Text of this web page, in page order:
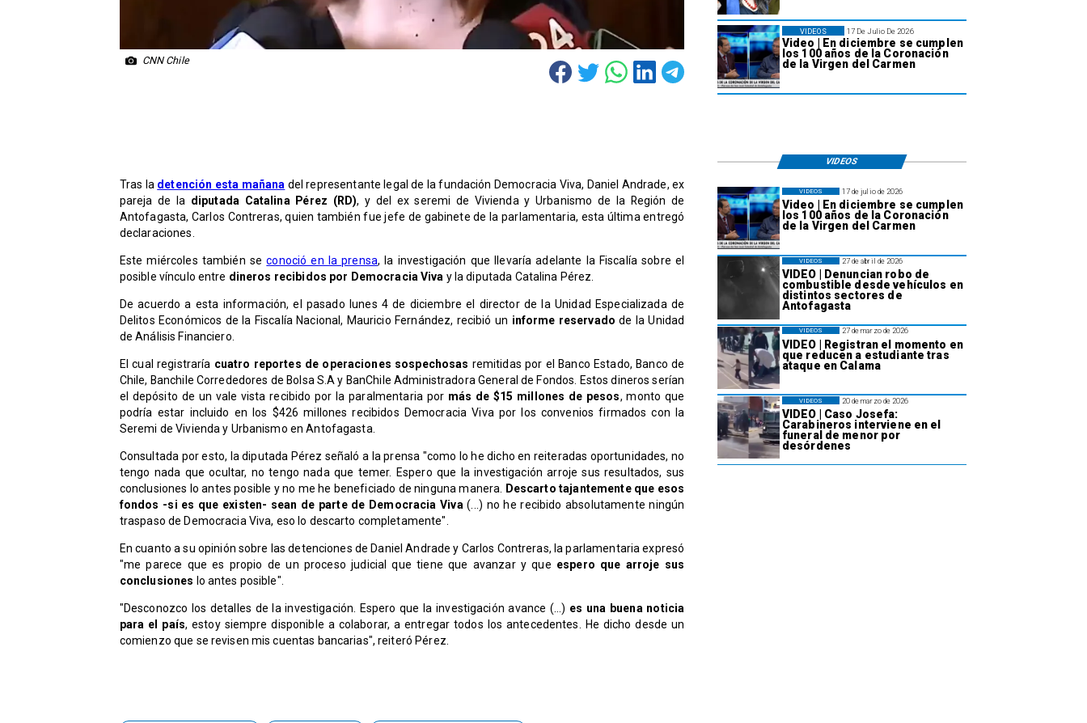
CNN Chile
17 De Julio De 2026
Video | En diciembre se cumplen
los 100 años de la Coronación
de la Virgen del Carmen
VIDEOS
Tras la detención esta mañana del representante legal de la fundación Democracia Viva, Daniel Andrade, ex
pareja de la diputada Catalina Pérez (RD), y del ex seremi de Vivienda y Urbanismo de la Región de
Antofagasta, Carlos Contreras, quien también fue jefe de gabinete de la parlamentaria, esta última entregó
declaraciones.
Este miércoles también seconoció en la prensa, la investigación que llevaría adelante la Fiscalía sobre el
posible vínculo entre dineros recibidos por Democracia Viva y la diputada Catalina Pérez.
De acuerdo a esta información, el pasado lunes 4 de diciembre el director de la Unidad Especializada de
Delitos Económicos de la Fiscalía Nacional, Mauricio Fernández, recibió un informe reservado de la Unidad
de Análisis Financiero.
El cual registraría cuatro reportes de operaciones sospechosas remitidas por el Banco Estado, Banco de
Chile, Banchile Corrededores de Bolsa S.A y BanChile Administradora General de Fondos. Estos dineros serían
el depósito de un vale vista recibido por la paralmentaria por más de $15 millones de pesos, monto que
podría estar incluido en los $426 millones recibidos Democracia Viva por los convenios firmados con la
Seremi de Vivienda y Urbanismo en Antofagasta.
Consultada por esto, la diputada Pérez señaló a la prensa "como lo he dicho en reiteradas oportunidades, no
tengo nada que ocultar, no tengo nada que temer. Espero que la investigación arroje sus resultados, sus
conclusiones lo antes posible y no me he beneficiado de ninguna manera.
Descarto tajantemente que esos
fondos -si es que existen- sean de parte de Democracia Viva (...) no he recibido absolutamente ningún
traspaso de Democracia Viva, eso lo descarto completamente".
En cuanto a su opinión sobre las detenciones de Daniel Andrade y Carlos Contreras, la parlamentaria expresó
"me parece que es propio de un proceso judicial que tiene que avanzar y que espero que arroje sus
conclusiones lo antes posible".
"Desconozco los detalles de la investigación. Espero que la investigación avance (...) es una buena noticia
para el país, estoy siempre disponible a colaborar, a entregar todos los antecedentes. He dicho desde un
comienzo que se revisen mis cuentas bancarias", reiteró Pérez.
VIDEOS
17 de julio de 2026
Video | En diciembre se cumplen
los 100 años de la Coronación
de la Virgen del Carmen
VIDEOS
27 de abril de 2026
VIDEO | Denuncian robo de
combustible desde vehículos en
distintos sectores de
Antofagasta
VIDEOS
27 de marzo de 2026
VIDEO | Registran el momento en
que reducen a estudiante tras
ataque en Calama
VIDEOS
20 de marzo de 2026
VIDEO | Caso Josefa:
Carabineros interviene en el
funeral de menor por
desórdenes
VIDEOS